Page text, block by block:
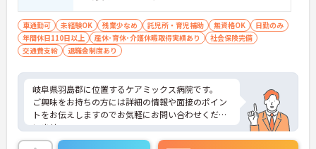
車通勤可 未経験OK 残業少なめ 託児所・育児補助 無資格OK
日勤のみ
年間休日110日以上
産休･育休･介護休暇取得実績あり
社会保険完備
交通費支給
退職金制度あり
岐阜県羽島郡に位置するケアミックス病院です。
ご興味をお持ちの方には詳細の情報や面接のポイン
トをお伝えしますのでお気軽にお問い合わせくださ
いませ。